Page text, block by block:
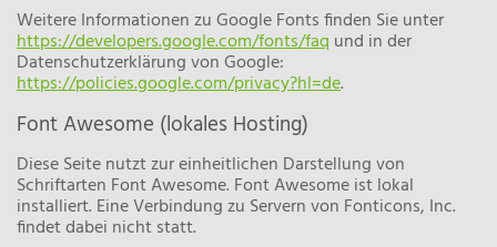
Weitere Informationen zu Google Fonts finden Sie unter
https://developers.google.com/fonts/faq und in der
Datenschutzerklärung von Google:
https://policies.google.com/privacy?hl=de.
Font Awesome (lokales Hosting)
Diese Seite nutzt zur einheitlichen Darstellung von
Schriftarten Font Awesome. Font Awesome ist lokal
installiert. Eine Verbindung zu Servern von Fonticons, Inc.
findet dabei nicht statt.